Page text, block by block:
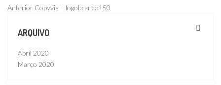
Navegação
de
artigos
Publicação
Anterior Copyvis – logobranco150
ARQUIVO
Abril 2020
Março 2020